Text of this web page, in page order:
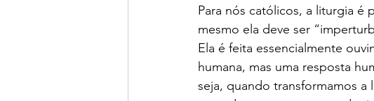
Para nós católicos, a liturgia é
mesmo ela deve ser
Ela é feita essencialmente
humana, mas uma resposta
seja, quando transformamos a